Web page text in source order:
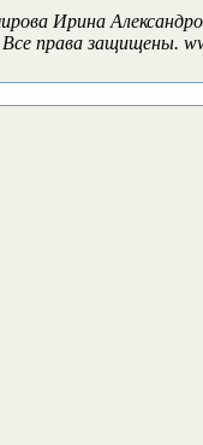
Ирина
права защищены.